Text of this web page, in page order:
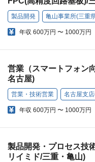
製品開発 亀山事業所(三重
年収 600万円 〜 1000万円
営業（スマートフォン
名古屋)
営業・技術営業 名古屋支
年収 600万円 〜 1000万円
製品開発・プロセス技
リイミド/三重・亀山)